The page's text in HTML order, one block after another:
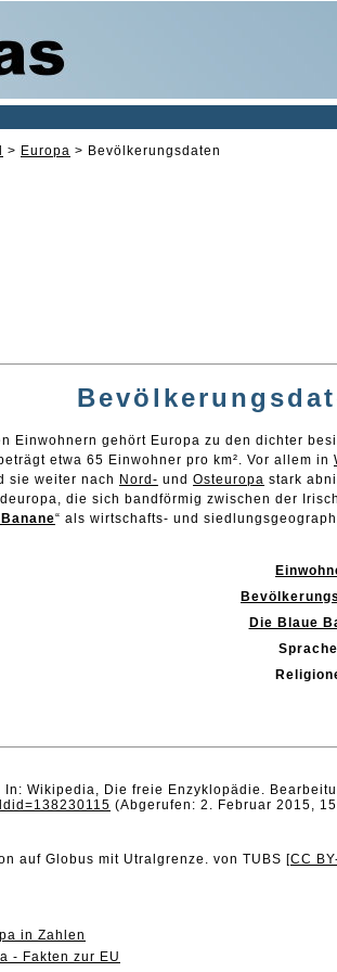
> Europa > Bevölkerungsdaten
Bevölkerungsd
Einwohnern gehört Europa zu den dichter
etwa 65 Einwohner pro km². Vor allem in
sie weiter nach Nord- und Osteuropa stark
die sich bandförmig zwischen der
“ als wirtschafts- und
Die Blaue
In: Wikipedia, Die freie Enzyklopädie.
(Abgerufen: 2. Februar 2015,
auf Globus mit Utralgrenze. von TUBS [CC
in Zahlen
- Fakten zur EU